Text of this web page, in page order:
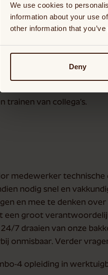
We use cookies to
information about your use
other information that
Deny
ter
over duurzaam en
geldende richtlijnen;
van
trainen van collega’s.
medewerker
nodig snel en
en mee te denken
een groot
7 draaien van onze
onmisbaar. Verder
4 opleiding in